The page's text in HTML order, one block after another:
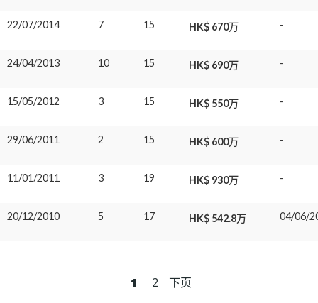
22/07/2014 7 15 HK$ 670万 -
24/04/2013 10 15 HK$ 690万 -
15/05/2012 3 15 HK$ 550万 -
29/06/2011 2 15 HK$ 600万 -
11/01/2011 3 19 HK$ 930万 -
20/12/2010 5 17 HK$ 542.8万 04/06/
1 2 下页